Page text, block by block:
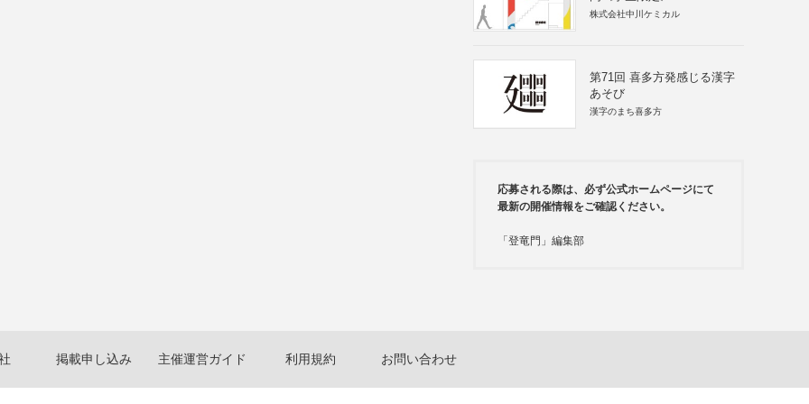
株式会社中川ケミカル
第71回 喜多方発感じる漢字
あそび
漢字のまち喜多方
応募される際は、必ず公式ホームページにて
最新の開催情報をご確認ください。
「登竜門」編集部
掲載申し込み 主催運営ガイド 利用規約 お問い合わせ